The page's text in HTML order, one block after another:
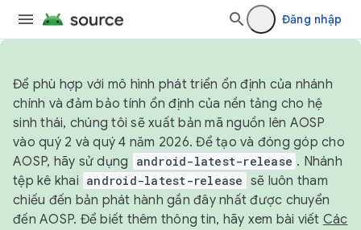
Đăng nhập
Để phù hợp với mô hình phát triển ổn định của nhánh
chính và đảm bảo tính ổn định của nền tảng cho hệ
sinh thái, chúng tôi sẽ xuất bản mã nguồn lên AOSP
vào quý 2 và quý 4 năm 2026. Để tạo và đóng góp cho
AOSP, hãy sử dụng
android-latest-release . Nhánh
tệp kê khai android-latest-release sẽ luôn tham
chiếu đến bản phát hành gần đây nhất được chuyển
đến AOSP. Để biết thêm thông tin, hãy xem bài viết Các